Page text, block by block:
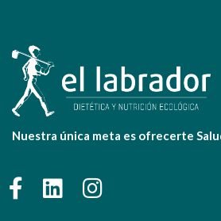
Nuestra única meta es ofrecerte